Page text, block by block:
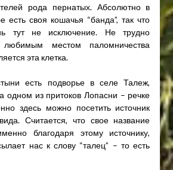
рода пернатых. Абсолютно в
есть своя кошачья “банда”, так что
тут не исключение. Не трудно
любимым местом паломничества
эта клетка.
есть подворье в селе Талеж,
одном из притоков Лопасни – речке
здесь можно посетить источник
Считается, что свое название
благодаря этому источнику,
нас к слову “талец” – то есть